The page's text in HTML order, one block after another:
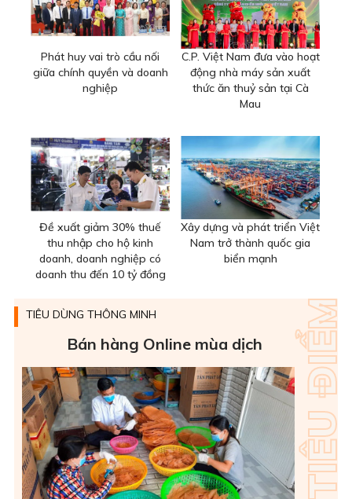
Phát huy vai trò cầu nối
giữa chính quyền và doanh
nghiệp
C.P. Việt Nam đưa vào hoạt
động nhà máy sản xuất
thức ăn thuỷ sản tại Cà
Mau
Đề xuất giảm 30% thuế
thu nhập cho hộ kinh
doanh, doanh nghiệp có
doanh thu đến 10 tỷ đồng
Xây dựng và phát triển Việt
Nam trở thành quốc gia
biển mạnh
TIÊU DÙNG THÔNG MINH
Bán hàng Online mùa dịch